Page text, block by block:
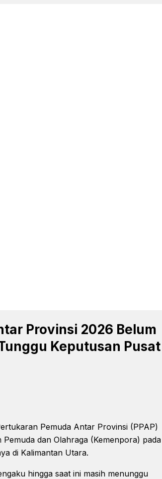
Provinsi 2026 Belum
Keputusan Pusat
Pemuda Antar Provinsi (PPAP)
dan Olahraga (Kemenpora) pada
di Kalimantan Utara.
hingga saat ini masih menunggu